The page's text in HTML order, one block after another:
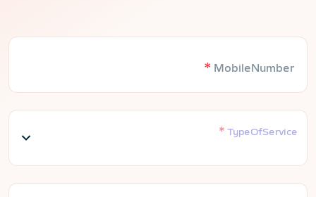
MobileNumber
*
TypeOfService
*